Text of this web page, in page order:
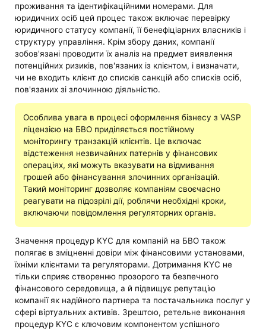
проживання та ідентифікаційними номерами. Для
юридичних осіб цей процес також включає перевірку
юридичного статусу компанії, її бенефіціарних власників і
структуру управління. Крім збору даних, компанії
зобов'язані проводити їх аналіз на предмет виявлення
потенційних ризиків, пов'язаних із клієнтом, і визначати,
чи не входить клієнт до списків санкцій або списків осіб,
пов'язаних зі злочинною діяльністю.
Особлива увага в процесі оформлення бізнесу з VASP
ліцензією на БВО приділяється постійному
моніторингу транзакцій клієнтів. Це включає
відстеження незвичайних патернів у фінансових
операціях, які можуть вказувати на відмивання
грошей або фінансування злочинних організацій.
Такий моніторинг дозволяє компаніям своєчасно
реагувати на підозрілі дії, роблячи необхідні кроки,
включаючи повідомлення регуляторних органів.
Значення процедур KYC для компаній на БВО також
полягає в зміцненні довіри між фінансовими установами,
їхніми клієнтами та регуляторами. Дотримання KYC не
тільки сприяє створенню прозорого та безпечного
фінансового середовища, а й підвищує репутацію
компанії як надійного партнера та постачальника послуг у
сфері віртуальних активів. Зрештою, ретельне виконання
процедур KYC є ключовим компонентом успішного